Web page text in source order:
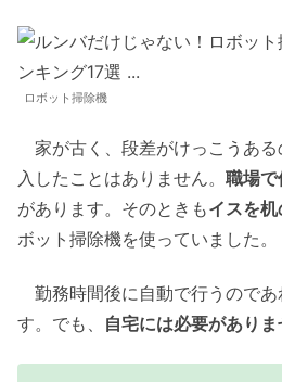
ロボット掃除機
家が古く、段差がけっこうあ
入したことはありません。 職場で
があります。そのときもイスを
ボット掃除機を使っていました。
勤務時間後に自動で行うので
す。でも、 自宅には必要があり